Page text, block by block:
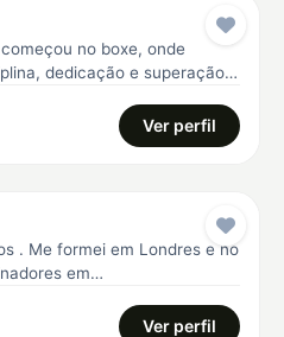
no boxe, onde
dedicação e superação.
Ver perfil
. Me formei em Londres e no
em…
Ver perfil